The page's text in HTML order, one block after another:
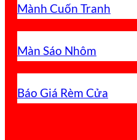
Mành Cuốn Tranh
Màn Sáo Nhôm
Báo Giá Rèm Cửa